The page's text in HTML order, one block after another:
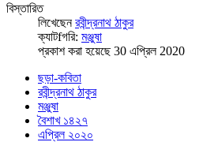
বিস্তারিত
লিখেছেনরবীন্দ্রনাথ ঠাকুর
ক্যাটfগরি: মঞ্জুষা
প্রকাশ করা হয়েছে 30 এপ্রিল 2020
ছড়া-কবিতা
রবীন্দ্রনাথ ঠাকুর
মঞ্জুষা
বৈশাখ ১৪২৭
এপ্রিল ২০২০